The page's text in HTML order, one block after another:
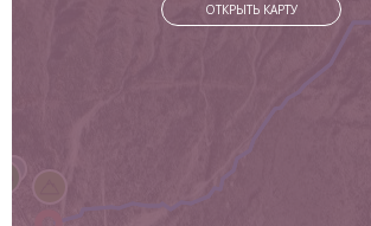
ОТКРЫТЬ КАРТУ